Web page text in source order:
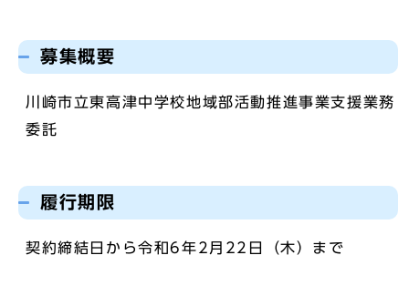
募集概要
川崎市立東高津中学校地域部活動推進事業支援業務
委託
履行期限
契約締結日から令和6年2月22日（木）まで